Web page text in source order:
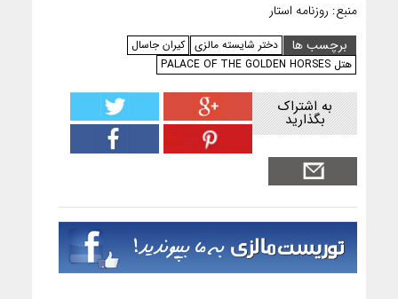
منبع: روزنامه استار
برچسب ها
دختر شایسته مالزی کیران جاسال
هتل PALACE OF THE GOLDEN HORSES
به اشتراک
بگذارید